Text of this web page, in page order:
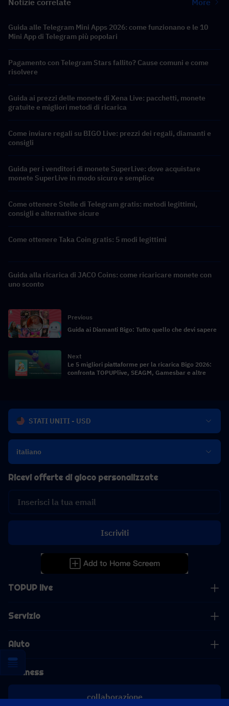
Guida alle Telegram Mini Apps 2026: come funzionano e le 10
Mini App di Telegram più popolari
Pagamento con Telegram Stars fallito? Cause comuni e come
risolvere
Guida ai prezzi delle monete di Xena Live: pacchetti, monete
gratuite e migliori metodi di ricarica
Come inviare regali su BIGO Live: prezzi dei regali, diamanti e
consigli
Guida per i venditori di monete SuperLive: dove acquistare
monete SuperLive in modo sicuro e semplice
Come ottenere Stelle di Telegram gratis: metodi legittimi,
consigli e alternative sicure
Come ottenere Taka Coin gratis: 5 modi legittimi
Guida alla ricarica di JACO Coins: come ricaricare monete con
uno sconto
Previous
Guida ai Diamanti Bigo: Tutto quello che devi sapere
Next
Le 5 migliori piattaforme per la ricarica Bigo 2026:
confronta TOPUPlive, SEAGM, Gamesbar e altre
STATI UNITI - USD
italiano
TOPUP live
Servizio
Aiuto
Business
collaborazione
Ricevi offerte di gioco personalizzate
Iscriviti